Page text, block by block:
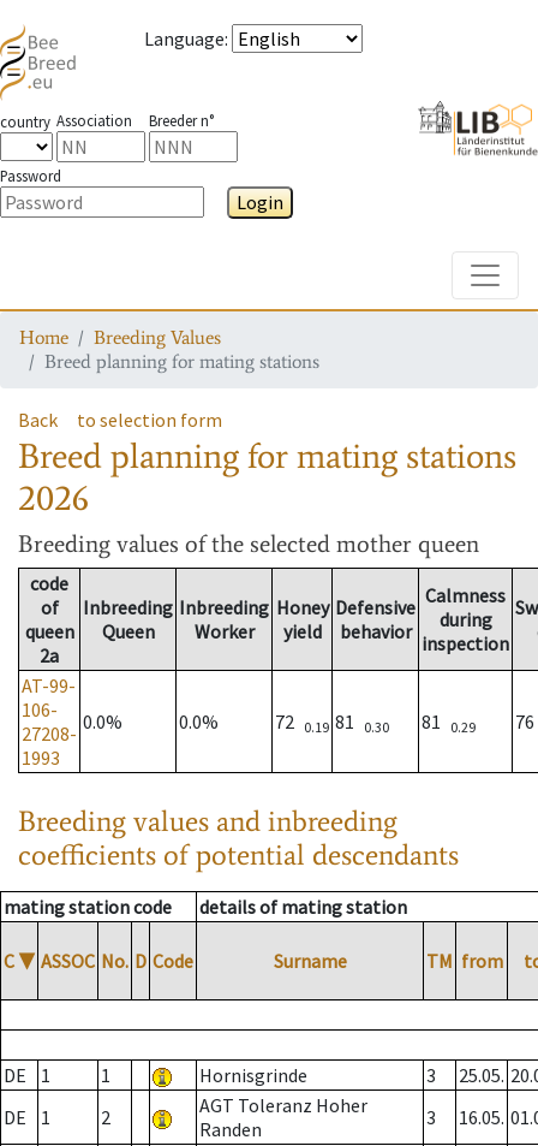
Language:
country Association Breeder n°
Password
Login
Home
Breeding Values
Breed planning for mating stations
Back to selection form
Breed planning for mating stations
2026
Breeding values of the selected mother queen
code
of
queen
2a
Inbreeding
Queen
Inbreeding
Worker
Honey
yield
Defensive
behavior
Calmness
during
inspection
AT-99-
106-
27208-
1993
0.0% 0.0% 72 0.19 81 0.30 81 0.29
Breeding values and inbreeding
coefficients of potential descendants
mating station code details of mating station
C ▼ ASSOC No. D Code Surname TM from
DE 1 1 Hornisgrinde 3 25.05.
DE
1 2
AGT Toleranz Hoher
Randen
3 16.05.